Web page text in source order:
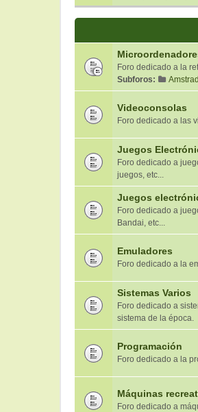
Foro dedicado a la
Subforos:
Videoconsolas
Foro dedicado a las
Juegos
Foro dedicado a
juegos, etc...
Juegos
Foro dedicado a
Bandai, etc...
Emuladores
Foro dedicado a la
Sistemas Varios
Foro dedicado a
sistema de la época.
Programación
Foro dedicado a la
Máquinas
Foro dedicado a